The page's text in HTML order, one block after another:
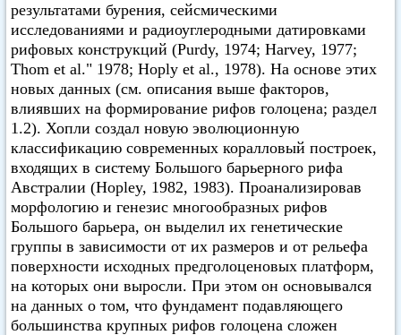
результатами бурения, сейсмическими
исследованиями и радиоуглеродными датировками
рифовых конструкций (Purdy, 1974; Harvey, 1977;
Thom et al." 1978; Hoply et al., 1978). На основе этих
новых данных (см. описания выше факторов,
влиявших на формирование рифов голоцена; раздел
1.2). Хопли создал новую эволюционную
классификацию современных коралловый построек,
входящих в систему Большого барьерного рифа
Австралии (Hopley, 1982, 1983). Проанализировав
морфологию и генезис многообразных рифов
Большого барьера, он выделил их генетические
группы в зависимости от их размеров и от рельефа
поверхности исходных предголоценовых платформ,
на которых они выросли. При этом он основывался
на данных о том, что фундамент подавляющего
большинства крупных рифов голоцена сложен